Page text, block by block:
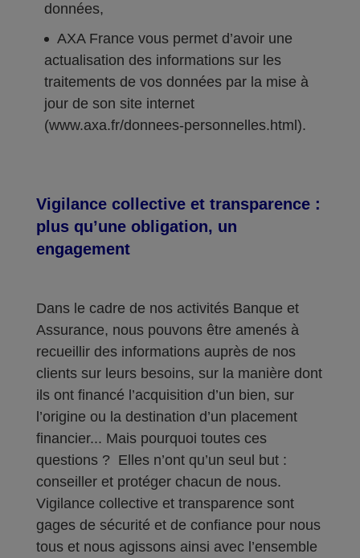
données,
AXA France vous permet d’avoir une
actualisation des informations sur les
traitements de vos données par la mise à
jour de son site internet
(www.axa.fr/donnees-personnelles.html).
Vigilance collective et transparence :
plus qu’une obligation, un
engagement
Dans le cadre de nos activités Banque et
Assurance, nous pouvons être amenés à
recueillir des informations auprès de nos
clients sur leurs besoins, sur la manière dont
ils ont financé l’acquisition d’un bien, sur
l’origine ou la destination d’un placement
financier... Mais pourquoi toutes ces
questions ? Elles n’ont qu’un seul but :
conseiller et protéger chacun de nous.
Vigilance collective et transparence sont
gages de sécurité et de confiance pour nous
tous et nous agissons ainsi avec l’ensemble